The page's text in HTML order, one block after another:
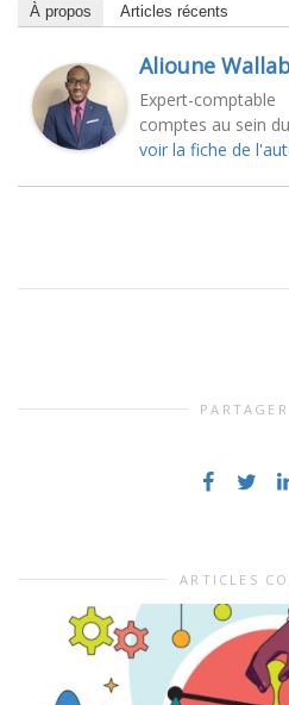
À propos Articles récents
Alioune
Expert-
comptes au sein
voir la fiche de
ARTICLES